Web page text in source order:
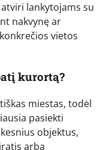
lankytojams su
nakvynę ar
vietos
kurortą?
miestas, todėl
pasiekti
objektus,
arba